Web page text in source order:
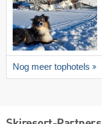
Nog meer tophotels